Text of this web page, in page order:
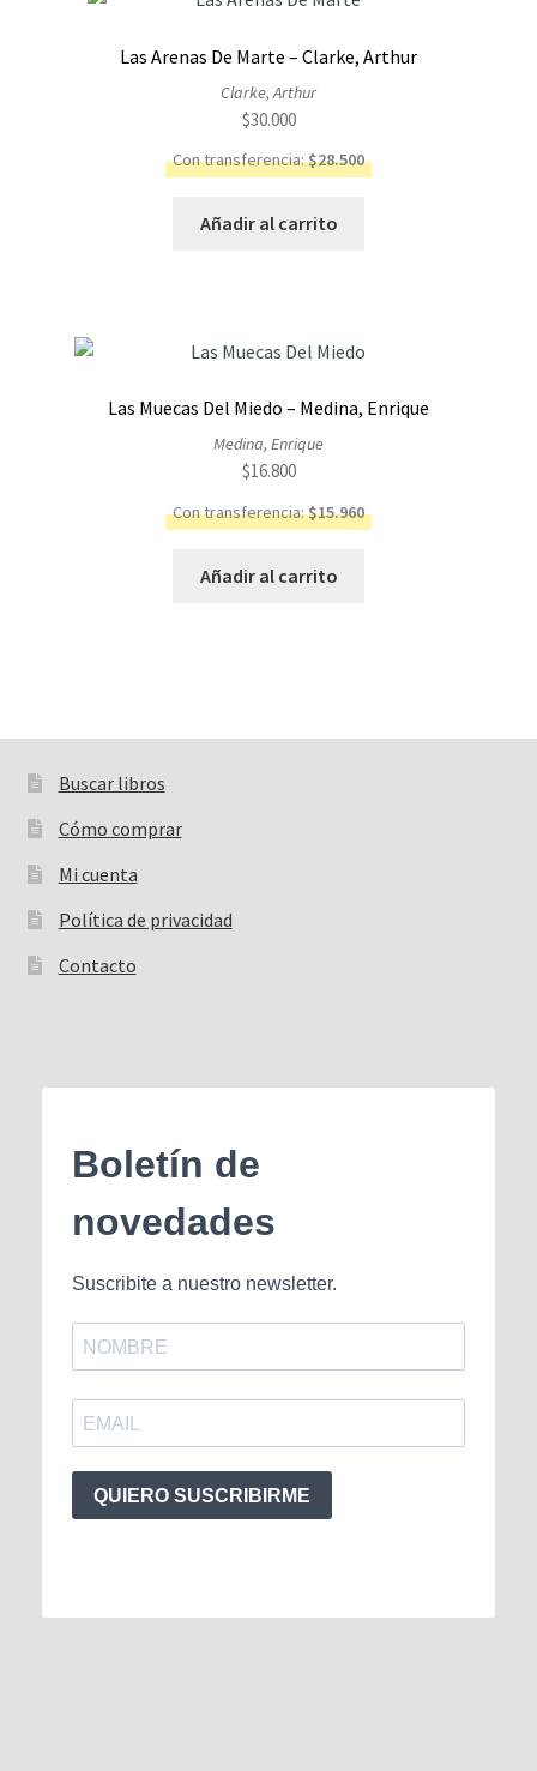
Las Arenas De Marte – Clarke, Arthur
Clarke, Arthur
$30.000
Con transferencia:$28.500
Añadir al carrito
Las Muecas Del Miedo – Medina, Enrique
Medina, Enrique
$16.800
Con transferencia:$15.960
Añadir al carrito
Buscar libros
Buscar:
Cómo comprar
Mi cuenta
Política de privacidad
Contacto
Boletín de
novedades
Suscribite a nuestro newsletter.
QUIERO SUSCRIBIRME